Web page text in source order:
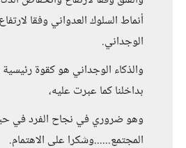
أنماط السلوك العدواني وفقا
الوجداني.
والذكاء الوجداني هو كقوة
بداخلنا كما عبرت عليه،
وهو ضروري في نجاح الفرد في
المجتمع......وشكرا على الاهتمام.